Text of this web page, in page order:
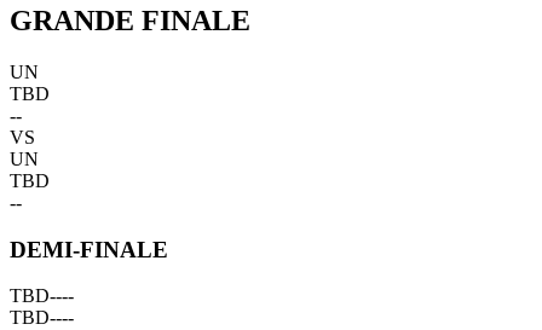
GRANDE FINALE
UN
TBD
--
VS
UN
TBD
--
DEMI-FINALE
TBD----
TBD----